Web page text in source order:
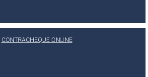
CONTRACHEQUE ONLINE